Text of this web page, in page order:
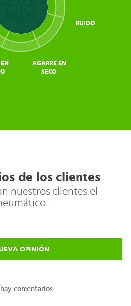
RUIDO
AGARRE EN
SECO
de los clientes
nuestros clientes el
OPINIÓN
hay comentarios